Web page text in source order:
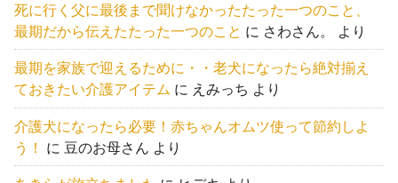
死に行く父に最後まで聞けなかったたった一つのこと、
最期だから伝えたたった一つのこと に さわさん。 より
最期を家族で迎えるために・・老犬になったら絶対揃え
ておきたい介護アイテム に えみっち より
介護犬になったら必要！赤ちゃんオムツ使って節約しよ
う！
に 豆のお母さん より